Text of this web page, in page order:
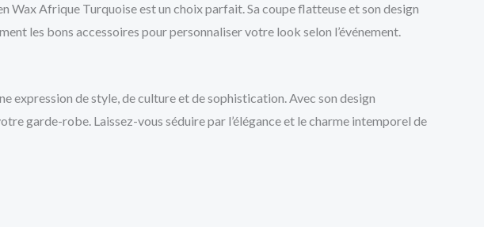
Wax Afrique Turquoise est un choix parfait. Sa coupe flatteuse et son design
les bons accessoires pour personnaliser votre look selon l’événement.
expression de style, de culture et de sophistication. Avec son design
garde-robe. Laissez-vous séduire par l’élégance et le charme intemporel de